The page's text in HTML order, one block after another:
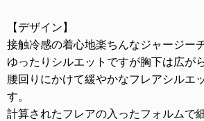
【デザイン】
接触冷感の着心地楽ちんなジャージー
ゆったりシルエットですが胸下は広が
腰回りにかけて緩やかなフレアシルエ
す。
計算されたフレアの入ったフォルムで